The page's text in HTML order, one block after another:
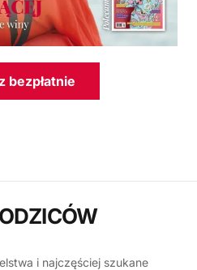
bezpłatnie
i najczęściej szukane